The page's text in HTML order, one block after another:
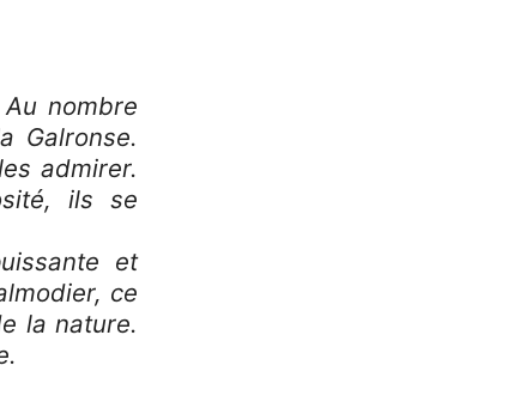
nombre
Galronse.
admirer.
ils se
et
ce
la nature.